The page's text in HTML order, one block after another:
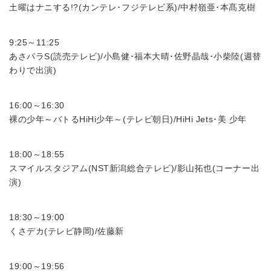
土曜はナニする!?(カンテレ･フジテレビ系)/中村嶺亜･本髙克樹
9:25～11:25
あさパラS(読売テレビ)/小島健･福本大晴･佐野晶哉･小柴陸(週替
わりで出演)
16:00～16:30
裸の少年～バトるHiHi少年～(テレビ朝日)/HiHi Jets･美 少年
18:00～18:55
スマイルスタジアム(NST新潟総合テレビ)/影山拓也(コーナー出
演)
18:30～19:00
くさデカ(テレビ静岡)/佐藤新
19:00～19:56